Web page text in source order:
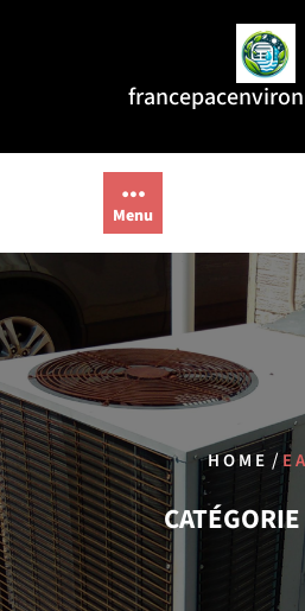
Menu
HOME /